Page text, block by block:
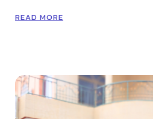
READ MORE